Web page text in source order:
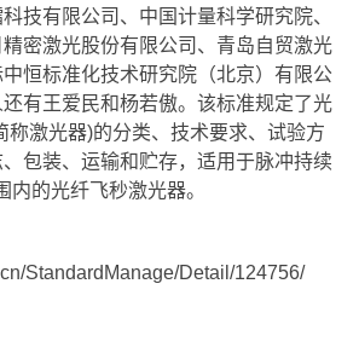
技有限公司、中国计量科学研究院、
密激光股份有限公司、青岛自贸激光
恒标准化技术研究院（北京）有限公
有王爱民和杨若傲。该标准规定了光
称激光器)的分类、技术要求、试验方
包装、运输和贮存，适用于脉冲持续
内的光纤飞秒激光器。
StandardManage/Detail/124756/